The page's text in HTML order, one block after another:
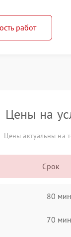
работ
Цены на
Цены актуальны на
Срок
80 мин
70 мин